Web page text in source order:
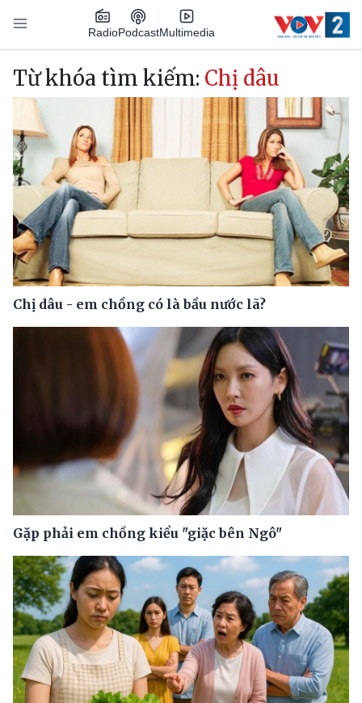
Nhảy đến nội dung
RadioPodcastMultimedia
Main navigation
Từ khóa tìm kiếm: Chị dâu
Chị dâu - em chồng có là bầu nước lã?
Gặp phải em chồng kiểu "giặc bên Ngô"